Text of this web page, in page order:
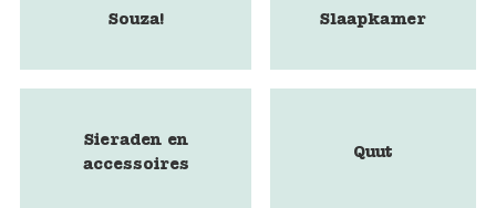
Souza! Slaapkamer
Sieraden en
accessoires
Quut